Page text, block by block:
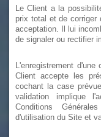
Le Client a la
prix total et de corriger
acceptation. Il lui
de signaler ou rectifier
L'enregistrement
Client accepte les
cochant la case
validation implique
Conditions
d'utilisation du Site et